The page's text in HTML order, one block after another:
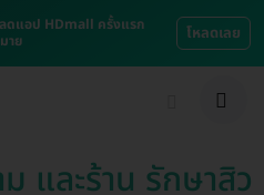
ดแอป HDmall ครั้งแรก
าย
โหลดเลย
และร้าน รักษาสิว